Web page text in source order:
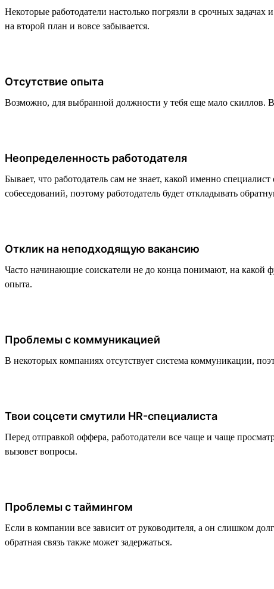
Некоторые работодатели настолько погрязли в срочных
на второй план и вовсе забывается.
Отсутствие опыта
Возможно, для выбранной должности у тебя еще мало скиллов. В
Неопределенность работодателя
Бывает, что работодатель сам не знает, какой именно
собеседований, поэтому работодатель будет откладывать
Отклик на неподходящую вакансию
Часто начинающие соискатели не до конца понимают, на какой
опыта.
Проблемы с коммуникацией
В некоторых компаниях отсутствует система коммуникации,
Твои соцсети смутили HR-специалиста
Перед отправкой оффера, работодатели все чаще и чаще
вызовет вопросы.
Проблемы с таймингом
Если в компании все зависит от руководителя, а он слишком
обратная связь также может задержаться.